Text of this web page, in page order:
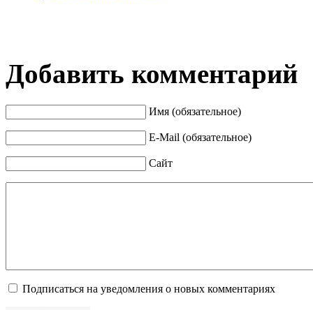
Добавить комментарий
Имя (обязательное)
E-Mail (обязательное)
Сайт
Подписаться на уведомления о новых комментариях